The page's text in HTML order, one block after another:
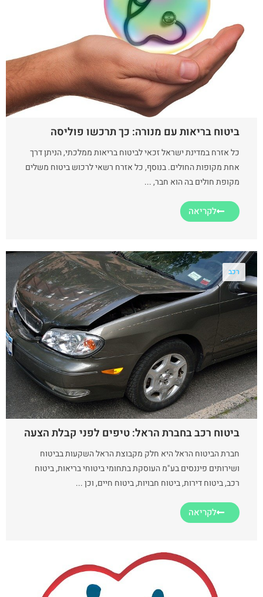
ביטוח בריאות עם מנורה: כך תרכשו פוליסה
כל אזרח במדינת ישראל זכאי לביטוח בריאות ממלכתי, הניתן דרך
אחת מקופות החולים. בנוסף, כל אזרח רשאי לרכוש ביטוח משלים
מקופת חולים בה הוא חבר, ...
לקריאה
רכב
ביטוח רכב בחברת הראל: טיפים לפני קבלת הצעה
חברת הביטוח הראל היא חלק מקבוצת הראל השקעות בביטוח
ושירותים פיננסים בע"מ העוסקת בתחומי ביטוחי בריאות, ביטוח
רכב, ביטוח דירות, ביטוח חבויות, ביטוח חיים, וכן ...
לקריאה